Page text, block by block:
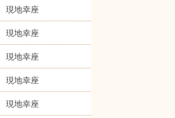
現地幸座
現地幸座
現地幸座
現地幸座
現地幸座